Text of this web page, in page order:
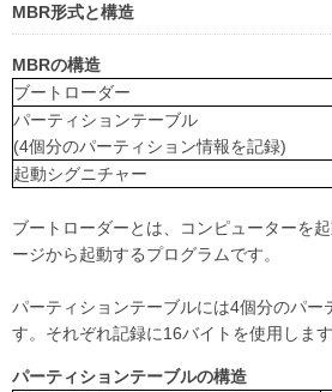
MBR形式と構造
MBRの構造
ブートローダー
パーティションテーブル
(4個分のパーティション情報を記録)
起動シグニチャー
ブートローダーとは、コンピューターを
ージから起動するプログラムです。
パーティションテーブルには4個分のパー
す。それぞれ記録に16バイトを使用します
パーティションテーブルの構造